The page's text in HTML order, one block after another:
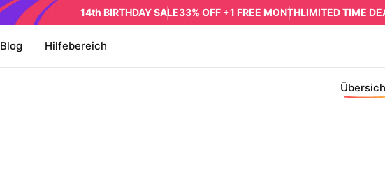
14th BIRTHDAY SALE33% OFF +1 FREE MONTHLIMITED TIME
Blog Hilfebereich